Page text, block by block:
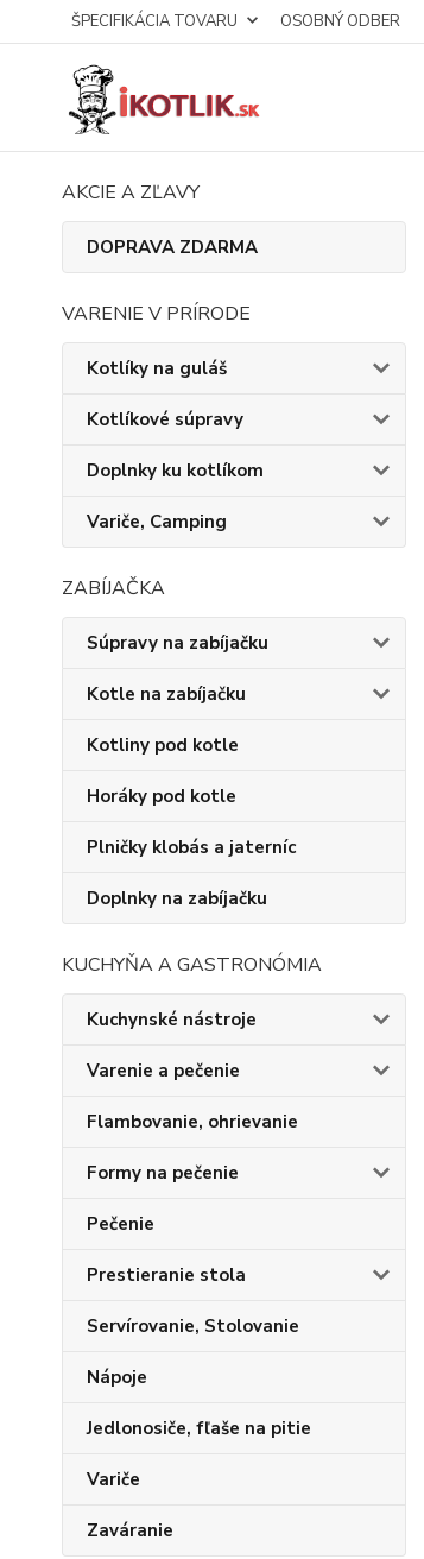
ŠPECIFIKÁCIA TOVARU OSOBNÝ ODBER
AKCIE A ZĽAVY
DOPRAVA ZDARMA
VARENIE V PRÍRODE
Kotlíky na guláš
Kotlíkové súpravy
Doplnky ku kotlíkom
Variče, Camping
ZABÍJAČKA
Súpravy na zabíjačku
Kotle na zabíjačku
Kotliny pod kotle
Horáky pod kotle
Plničky klobás a jaterníc
Doplnky na zabíjačku
KUCHYŇA A GASTRONÓMIA
Kuchynské nástroje
Varenie a pečenie
Flambovanie, ohrievanie
Formy na pečenie
Pečenie
Prestieranie stola
Servírovanie, Stolovanie
Nápoje
Jedlonosiče, fľaše na pitie
Variče
Zaváranie